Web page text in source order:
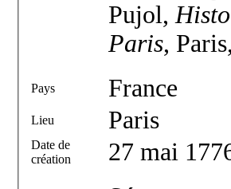
Pujol,
Paris,
Pays France
Lieu Paris
Date de
création
27 mai